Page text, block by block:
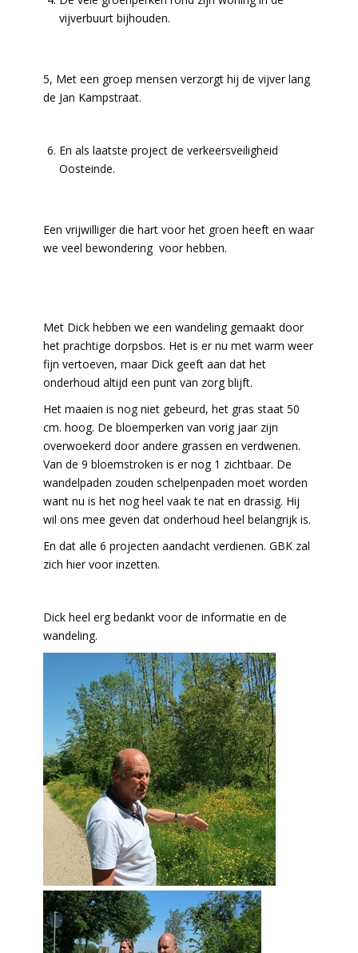
vijverbuurt bijhouden.
5, Met een groep mensen verzorgt hij de vijver lang
de Jan Kampstraat.
En als laatste project de verkeersveiligheid
Oosteinde.
Een vrijwilliger die hart voor het groen heeft en waar
we veel bewondering voor hebben.
Met Dick hebben we een wandeling gemaakt door
het prachtige dorpsbos. Het is er nu met warm weer
fijn vertoeven, maar Dick geeft aan dat het
onderhoud altijd een punt van zorg blijft.
Het maaien is nog niet gebeurd, het gras staat 50
cm. hoog. De bloemperken van vorig jaar zijn
overwoekerd door andere grassen en verdwenen.
Van de 9 bloemstroken is er nog 1 zichtbaar. De
wandelpaden zouden schelpenpaden moet worden
want nu is het nog heel vaak te nat en drassig. Hij
wil ons mee geven dat onderhoud heel belangrijk is.
En dat alle 6 projecten aandacht verdienen. GBK zal
zich hier voor inzetten.
Dick heel erg bedankt voor de informatie en de
wandeling.